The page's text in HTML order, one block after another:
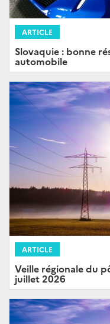
ARTICLE
Slovaquie : bonne
automobile
ARTICLE
Veille régionale du
juillet 2026